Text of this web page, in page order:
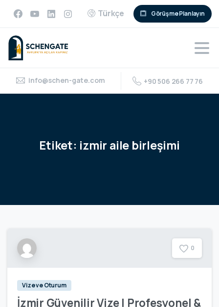
Türkçe Görüşme Planlayın
info@schen-gate.com +90 506 266 77 76
Etiket: izmir aile birleşimi
0
Vize ve Oturum
İzmir Güvenilir Vize | Profesyonel &